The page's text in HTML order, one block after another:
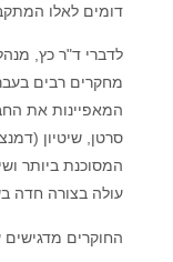
דומים לאלו
לדברי ד"ר כץ,
מחקרים רבים
המאפיינות את
סרטן, שיטיון
המסוכנת ביותר
עולה בצורה חדה
החוקרים